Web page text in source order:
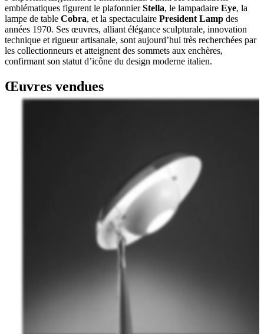
emblématiques figurent le plafonnierStella, le lampadaire Eye, la
lampe de table Cobra, et la spectaculaire President Lamp des
années 1970. Ses œuvres, alliant élégance sculpturale, innovation
technique et rigueur artisanale, sont aujourd’hui très recherchées par
les collectionneurs et atteignent des sommets aux enchères,
confirmant son statut d’icône du design moderne italien.
Œuvres vendues